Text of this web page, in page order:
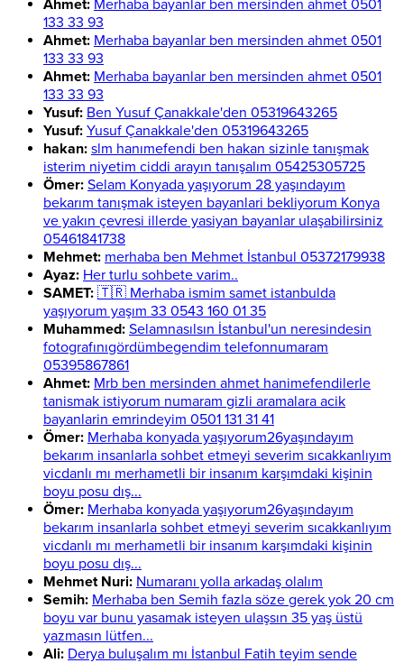
Ahmet: Merhaba bayanlar ben mersinden ahmet 0501
133 33 93
Ahmet: Merhaba bayanlar ben mersinden ahmet 0501
133 33 93
Ahmet: Merhaba bayanlar ben mersinden ahmet 0501
133 33 93
Yusuf: Ben Yusuf Çanakkale'den 05319643265
Yusuf: Yusuf Çanakkale'den 05319643265
hakan: slm hanımefendi ben hakan sizinle tanışmak
isterim niyetim ciddi arayın tanışalım 05425305725
Ömer: Selam Konyada yaşıyorum 28 yaşındayım
bekarım tanışmak isteyen bayanlari bekliyorum Konya
ve yakın çevresi illerde yasiyan bayanlar ulaşabilirsiniz
05461841738
Mehmet: merhaba ben Mehmet İstanbul 05372179938
Ayaz: Her turlu sohbete varim..
SAMET: 🇹🇷 Merhaba ismim samet istanbulda
yaşıyorum yaşım 33 0543 160 01 35
Muhammed: Selamnasılsın İstanbul'un neresindesin
fotografınıgördümbegendim telefonnumaram
05395867861
Ahmet: Mrb ben mersinden ahmet hanimefendilerle
tanismak istiyorum numaram gizli aramalara acik
bayanlarin emrindeyim 0501 131 31 41
Ömer: Merhaba konyada yaşıyorum26yaşındayım
bekarım insanlarla sohbet etmeyi severim sıcakkanlıyım
vicdanlı mı merhametli bir insanım karşımdaki kişinin
boyu posu dış...
Ömer: Merhaba konyada yaşıyorum26yaşındayım
bekarım insanlarla sohbet etmeyi severim sıcakkanlıyım
vicdanlı mı merhametli bir insanım karşımdaki kişinin
boyu posu dış...
Mehmet Nuri: Numaranı yolla arkadaş olalım
Semih: Merhaba ben Semih fazla söze gerek yok 20 cm
boyu var bunu yasamak isteyen ulaşsın 35 yaş üstü
yazmasın lütfen...
Ali: Derya buluşalım mı İstanbul Fatih teyim sende